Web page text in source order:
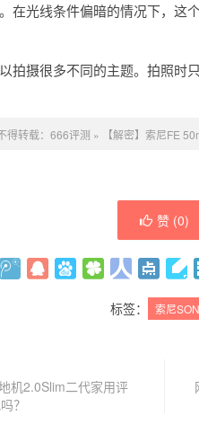
在光线条件偏暗的情况下，这
拍摄很多不同的主题。拍照时
得转载： 666评测 » 【解密】索尼FE
赞 (0)
标签： 索尼
机2.0Slim二代家用评
？